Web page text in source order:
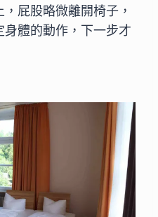
屁股略微離開椅子，
體的動作，下一步才